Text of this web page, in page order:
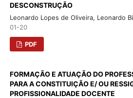
DESCONSTRUÇÃO
Leonardo Lopes de Oliveira, Leonardo
01-20
PDF
FORMAÇÃO E ATUAÇÃO DO
PARA A CONSTITUIÇÃO E/ OU
PROFISSIONALIDADE DOCENTE